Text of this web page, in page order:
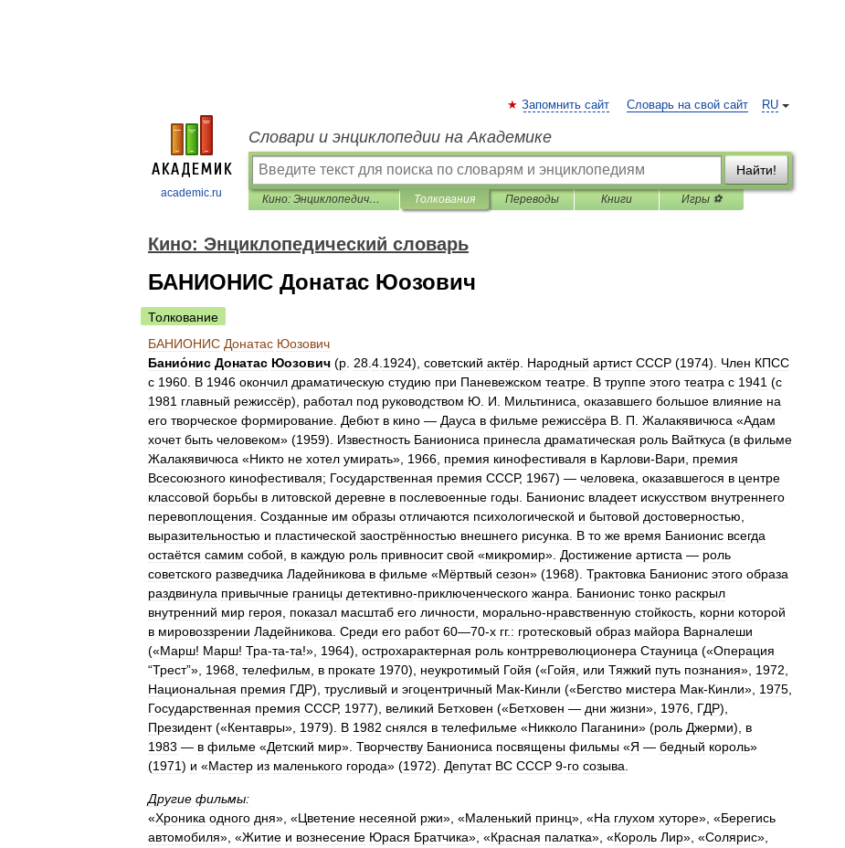
academic.ru
RU
Запомнить сайт Словарь на свой сайт
Словари и энциклопедии на Академике
Найти!
Кино: Энциклопедический словарь Толкования Переводы Книги Игры ⚽
Кино: Энциклопедический словарь
БАНИОНИС Донатас Юозович
Толкование
БАНИОНИС Донатас Юозович
Банио́нис Донатас Юозович (р 28 4 1924), советский актёр Народный артист СССР (1974). Член КПСС
с 1960 В 1946 окончил драматическую студию при Паневежском театре В труппе этого театра с 1941 (с
1981 главный режиссёр), работал под руководством Ю И Мильтиниса оказавшего большое влияние на
его творческое формирование Дебют в кино — Дауса в фильме режиссёра В П Жалакявичюса «Адам
хочет быть человеком» (1959). Известность Баниониса принесла драматическая роль Вайткуса (в фильме
Жалакявичюса «Никто не хотел умирать», 1966 премия кинофестиваля в Карлови-Вари
премия
Всесоюзного кинофестиваля; Государственная премия СССР, 1967) — человека оказавшегося в центре
классовой борьбы в литовской деревне в послевоенные годы Банионис владеет искусством внутреннего
перевоплощения Созданные им образы отличаются психологической и бытовой достоверностью
выразительностью и пластической заострённостью внешнего рисунка В то же время Банионис всегда
остаётся самим собой в каждую роль привносит свой «микромир». Достижение артиста — роль
советского разведчика Ладейникова в фильме «Мёртвый сезон» (1968). Трактовка Банионис этого образа
раздвинула привычные границы детективно-приключенческого жанра Банионис тонко раскрыл
внутренний мир героя показал масштаб его личности морально-нравственную стойкость корни которой
в мировоззрении Ладейникова Среди его работ 60—70-х гг.: гротесковый образ майора Варналеши
(«Марш! Марш! Тра-та-та!», 1964), острохарактерная роль контрреволюционера Стауница («Операция
“Трест”», 1968 телефильм в прокате 1970), неукротимый Гойя («Гойя или Тяжкий путь познания», 1972
Национальная премия ГДР), трусливый и эгоцентричный Мак-Кинли («Бегство мистера Мак-Кинли», 1975
Государственная премия СССР, 1977), великий Бетховен («Бетховен — дни жизни», 1976 ГДР),
Президент(«Кентавры», 1979). В 1982 снялся в телефильме «Никколо Паганини» (роль Джерми), в
1983 — в фильме «Детский мир». Творчеству Баниониса посвящены фильмы «Я — бедный король»
(1971) и «Мастер из маленького города» (1972). Депутат ВС СССР 9-го созыва
Другие фильмы:
«Хроника одного дня», «Цветение несеяной ржи», «Маленький принц», «На глухом хуторе», «Берегись
автомобиля», «Житие и вознесение Юрася Братчика», «Красная палатка», «Король Лир», «Солярис»,